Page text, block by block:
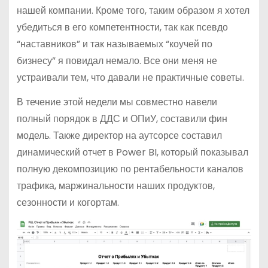
нашей компании. Кроме того, таким образом я хотел
убедиться в его компетентности, так как псевдо
“наставников” и так называемых “коучей по
бизнесу” я повидал немало. Все они меня не
устраивали тем, что давали не практичные советы.
В течение этой недели мы совместно навели
полный порядок в ДДС и ОПиУ, составили фин
модель. Также директор на аутсорсе составил
динамический отчет в Power BI, который показывал
полную декомпозицию по рентабельности каналов
трафика, маржинальности наших продуктов,
сезонности и когортам.